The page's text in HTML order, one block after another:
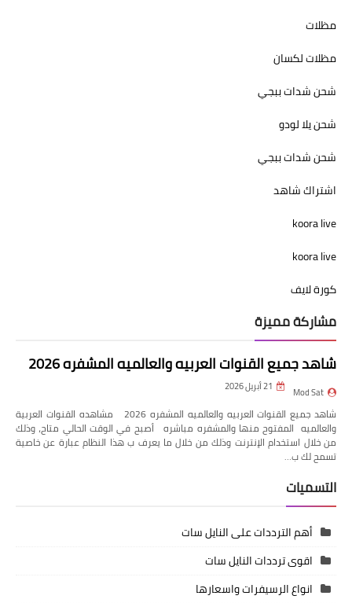
مظلات
مظلات لكسان
شحن شدات ببجي
شحن يلا لودو
شحن شدات ببجي
اشتراك شاهد
koora live
koora live
كورة لايف
مشاركة مميزة
شاهد جميع القنوات العربيه والعالميه المشفره 2026
Mod Sat 21 أبريل 2026
شاهد جميع القنوات العربيه والعالميه المشفره 2026 مشاهده القنوات العربية
والعالميه المفتوح منها والمشفره مباشره أصبح في الوقت الحالي متاح، وذلك
من خلال استخدام الإنترنت وذلك من خلال ما يعرف ب هذا النظام عبارة عن خاصية
تسمح لك ب…
التسميات
أهم الترددات على النايل سات
اقوى ترددات النايل سات
انواع الرسيفرات واسعارها